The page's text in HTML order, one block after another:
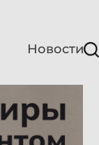
Новости